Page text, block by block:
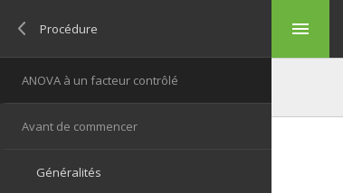
menu